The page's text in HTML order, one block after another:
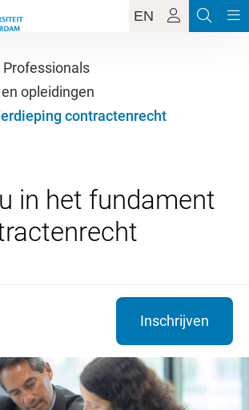
EN
Professionals
opleidingen
contractenrecht
in het fundament
Inschrijven